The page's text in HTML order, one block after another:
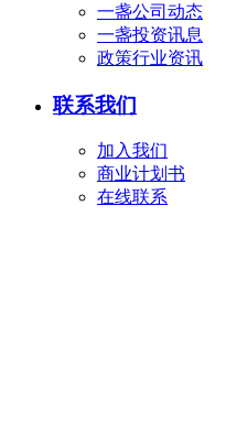
一盏公司动态
一盏投资讯息
政策行业资讯
联系我们
加入我们
商业计划书
在线联系